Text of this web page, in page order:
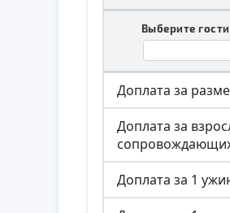
Выберите
Доплата за
Доплата за
Доплата за 1